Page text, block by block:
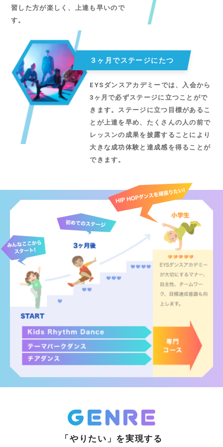
習した方が楽しく、上達も早いので
す。
３ヶ月でステージにたつ
EYSダンスアカデミーでは、入会から
3ヶ月で必ずステージに立つことがで
きます。ステージに立つ目標があるこ
とが上達を早め、たくさんの人の前で
レッスンの成果を披露することにより
大きな成功体験と達成感を得ることが
できます。
「やりたい」を実現する